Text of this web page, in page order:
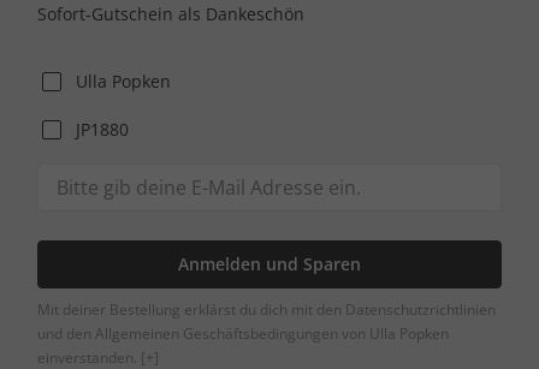
Sofort-Gutschein als Dankeschön
Ulla Popken
JP1880
Anmelden und Sparen
Mit deiner Bestellung erklärst du dich mit den Datenschutzrichtlinien
und den Allgemeinen Geschäftsbedingungen von Ulla Popken
einverstanden. [+]